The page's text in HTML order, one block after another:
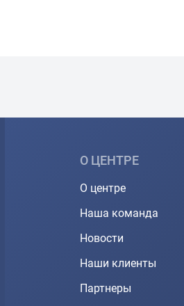
О ЦЕНТРЕ
О центре
Наша команда
Новости
Наши клиенты
Партнеры